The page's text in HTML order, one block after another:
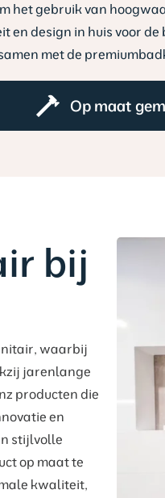
het gebruik van
design in huis voor
met de
Op maat
bij
waarbij
jarenlange
producten die
en
stijlvolle
op maat te
kwaliteit,